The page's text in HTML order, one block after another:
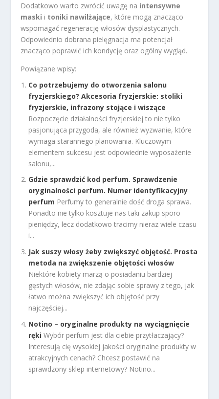
Dodatkowo warto zwrócić uwagę na intensywne
maski i toniki nawilżające, które mogą znacząco
wspomagać regenerację włosów dysplastycznych.
Odpowiednio dobrana pielęgnacja ma potencjał
znacząco poprawić ich kondycję oraz ogólny wygląd.
Powiązane wpisy:
Co potrzebujemy do otworzenia salonu
fryzjerskiego? Akcesoria fryzjerskie: stoliki
fryzjerskie, infrazony stojące i wiszące
Rozpoczęcie działalności fryzjerskiej to nie tylko
pasjonująca przygoda, ale również wyzwanie, które
wymaga starannego planowania. Kluczowym
elementem sukcesu jest odpowiednie wyposażenie
salonu,...
Gdzie sprawdzić kod perfum. Sprawdzenie
oryginalności perfum. Numer identyfikacyjny
perfum Perfumy to generalnie dość droga sprawa.
Ponadto nie tylko kosztuje nas taki zakup sporo
pieniędzy, lecz dodatkowo tracimy nieraz wiele czasu
i...
Jak suszy włosy żeby zwiększyć objętość. Prosta
metoda na zwiększenie objętości włosów
Niektóre kobiety marzą o posiadaniu bardziej
gęstych włosów, nie zdając sobie sprawy z tego, jak
łatwo można zwiększyć ich objętość przy
najczęściej...
Notino – oryginalne produkty na wyciągnięcie
ręki Wybór perfum jest dla ciebie przytłaczający?
Interesują cię wysokiej jakości oryginalne produkty w
atrakcyjnych cenach? Chcesz postawić na
sprawdzony sklep internetowy? Notino...